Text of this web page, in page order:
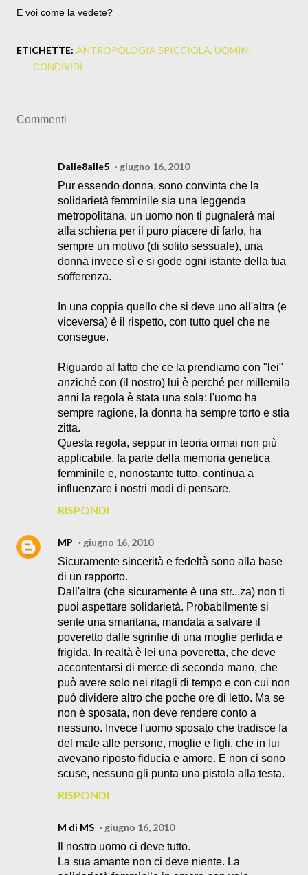
E voi come la vedete?
ETICHETTE: ANTROPOLOGIA SPICCIOLA UOMINI
CONDIVIDI
Commenti
Dalle8alle5
giugno 16, 2010
Pur essendo donna, sono convinta che la
solidarietà femminile sia una leggenda
metropolitana, un uomo non ti pugnalerà mai
alla schiena per il puro piacere di farlo, ha
sempre un motivo (di solito sessuale), una
donna invece sì e si gode ogni istante della tua
sofferenza.
In una coppia quello che si deve uno all'altra (e
viceversa) è il rispetto, con tutto quel che ne
consegue.
Riguardo al fatto che ce la prendiamo con "lei"
anziché con (il nostro) lui è perché per millemila
anni la regola è stata una sola: l'uomo ha
sempre ragione, la donna ha sempre torto e stia
zitta.
Questa regola, seppur in teoria ormai non più
applicabile, fa parte della memoria genetica
femminile e, nonostante tutto, continua a
influenzare i nostri modi di pensare.
RISPONDI
MP
giugno 16, 2010
Sicuramente sincerità e fedeltà sono alla base
di un rapporto.
Dall'altra (che sicuramente è una str...za) non ti
puoi aspettare solidarietà. Probabilmente si
sente una smaritana, mandata a salvare il
poveretto dalle sgrinfie di una moglie perfida e
frigida. In realtà è lei una poveretta, che deve
accontentarsi di merce di seconda mano, che
può avere solo nei ritagli di tempo e con cui non
può dividere altro che poche ore di letto. Ma se
non è sposata, non deve rendere conto a
nessuno. Invece l'uomo sposato che tradisce fa
del male alle persone, moglie e figli, che in lui
avevano riposto fiducia e amore. E non ci sono
scuse, nessuno gli punta una pistola alla testa.
RISPONDI
M di MS
giugno 16, 2010
Il nostro uomo ci deve tutto.
La sua amante non ci deve niente. La